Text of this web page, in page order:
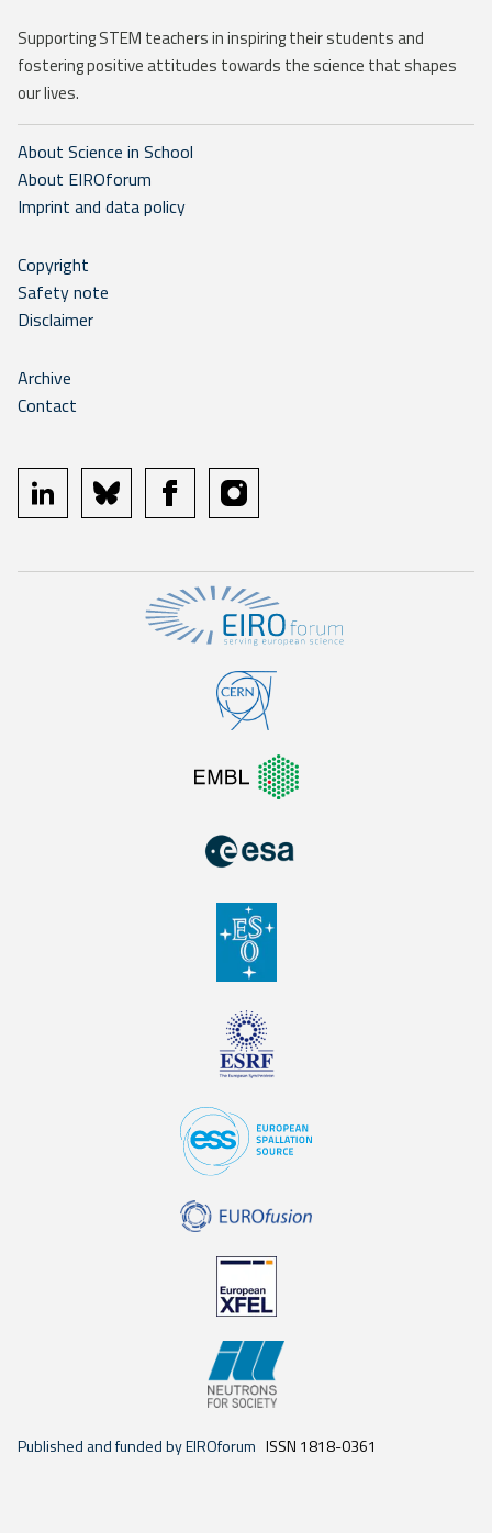
Supporting STEM teachers in inspiring their students and
fostering positive attitudes towards the science that shapes
our lives.
About Science in School
About EIROforum
Imprint and data policy
Copyright
Safety note
Disclaimer
Archive
Contact
linkedin bluesky facebookinstagram
Published and funded by EIROforum ISSN 1818-0361